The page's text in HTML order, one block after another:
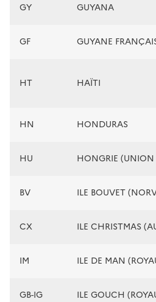
GY GUYANA
GF GUYANE
HT HAÏTI
HN HONDURAS
HU HONGRIE (UNION
BV ILE BOUVET
CX ILE CHRISTMAS
IM ILE DE MAN
GB-IG ILE GOUCH